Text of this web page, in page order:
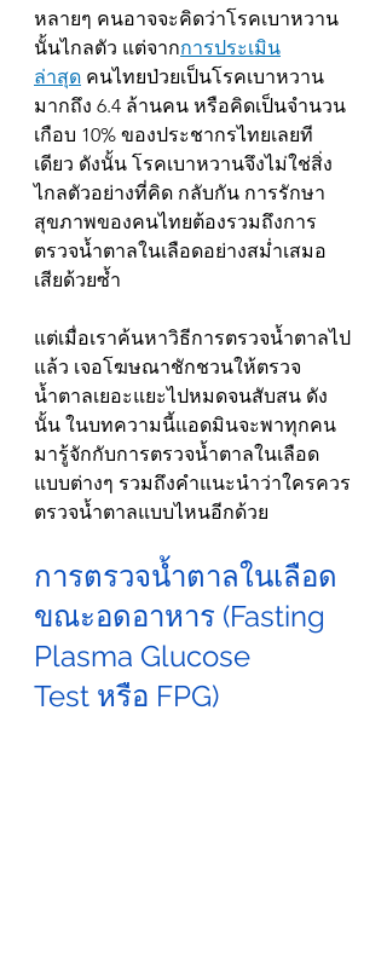
หลายๆ คนอาจจะคิดว่าโรคเบาหวาน
นั้นไกลตัว แต่จากการประเมิน
ล่าสุด คนไทยป่วยเป็นโรคเบาหวาน
มากถึง 6.4 ล้านคน หรือคิดเป็นจำนวน
เกือบ 10% ของประชากรไทยเลยที
เดียว ดังนั้น โรคเบาหวานจึงไม่ใช่สิ่ง
ไกลตัวอย่างที่คิด กลับกัน การรักษา
สุขภาพของคนไทยต้องรวมถึงการ
ตรวจน้ำตาลในเลือดอย่างสม่ำเสมอ
เสียด้วยซ้ำ
แต่เมื่อเราค้นหาวิธีการตรวจน้ำตาลไป
แล้ว เจอโฆษณาชักชวนให้ตรวจ
น้ำตาลเยอะแยะไปหมดจนสับสน ดัง
นั้น ในบทความนี้แอดมินจะพาทุกคน
มารู้จักกับการตรวจน้ำตาลในเลือด
แบบต่างๆ รวมถึงคำแนะนำว่าใครควร
ตรวจน้ำตาลแบบไหนอีกด้วย
การตรวจน้ำตาลในเลือด
ขณะอดอาหาร (Fasting
Plasma Glucose
Test หรือ FPG)